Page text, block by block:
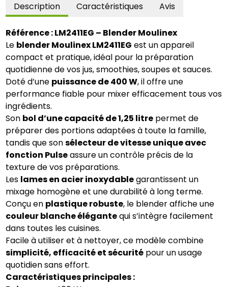
Description Caractéristiques Avis
Référence : LM2411EG – Blender Moulinex
Le blender Moulinex LM2411EG est un appareil
compact et pratique, idéal pour la préparation
quotidienne de vos jus, smoothies, soupes et sauces.
Doté d’une puissance de 400 W, il offre une
performance fiable pour mixer efficacement tous vos
ingrédients.
Son bol d’une capacité de 1,25 litre permet de
préparer des portions adaptées à toute la famille,
tandis que sonsélecteur de vitesse unique avec
fonction Pulseassure un contrôle précis de la
texture de vos préparations.
Les lames en acier inoxydablegarantissent un
mixage homogène et une durabilité à long terme.
Conçu en plastique robuste, le blender affiche une
couleur blanche élégantequi s’intègre facilement
dans toutes les cuisines.
Facile à utiliser et à nettoyer, ce modèle combine
simplicité, efficacité et sécurité pour un usage
quotidien sans effort.
Caractéristiques principales :